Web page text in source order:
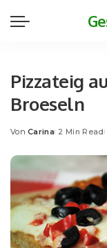
Pizzateig
Broeseln
Posted
Von Carina 2 Min Read